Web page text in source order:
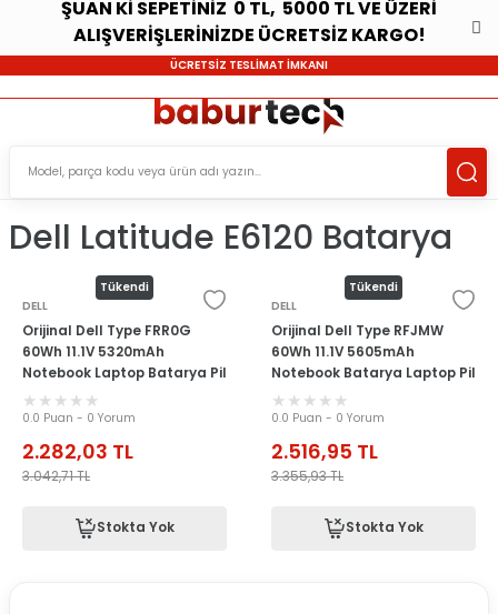
ŞUAN Kİ SEPETİNİZ 0 TL, 5000 TL VE ÜZERİ
ALIŞVERİŞLERİNİZDE ÜCRETSİZ KARGO!
ÜCRETSİZ TESLİMAT İMKANI
Dell Latitude E6120 Batarya
Tükendi
DELL
Orijinal Dell Type FRR0G
60Wh 11.1V 5320mAh
Notebook Laptop Batarya Pil
0.0 Puan - 0 Yorum
2.282,03 TL
3.042,71TL
Stokta Yok
Tükendi
DELL
Orijinal Dell Type RFJMW
60Wh 11.1V 5605mAh
Notebook Batarya Laptop Pil
0.0 Puan - 0 Yorum
2.516,95 TL
3.355,93TL
Stokta Yok